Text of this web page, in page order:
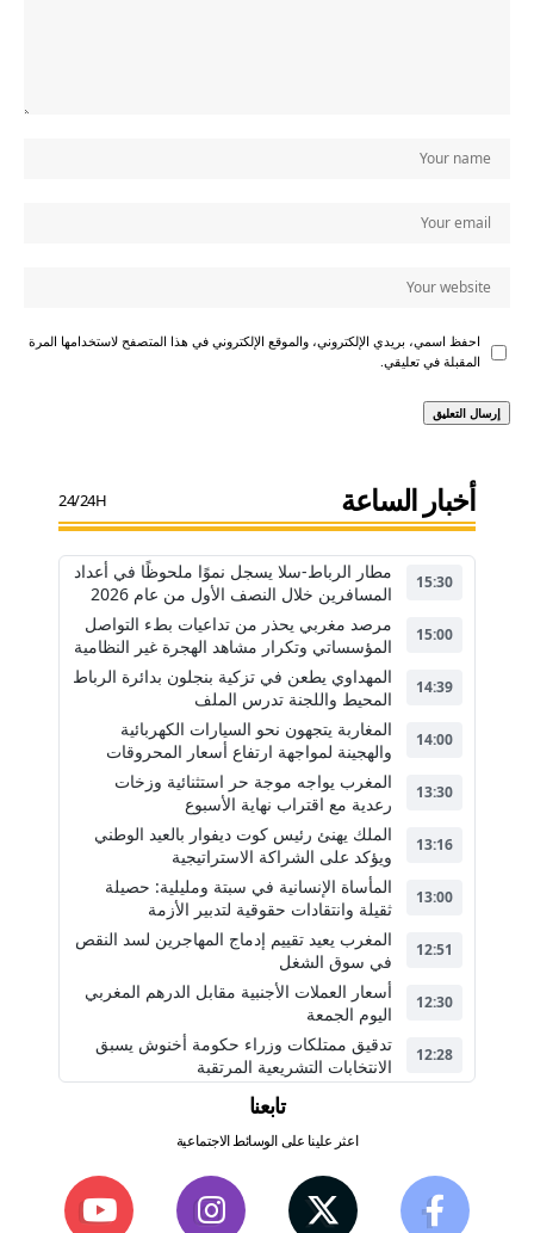
احفظ اسمي، بريدي الإلكتروني، والموقع الإلكتروني في هذا المتصفح لاستخدامها المرة
المقبلة في تعليقي.
أخبار الساعة 24/24H
15:30
مطار الرباط-سلا يسجل نموًا ملحوظًا في أعداد
المسافرين خلال النصف الأول من عام 2026
15:00
مرصد مغربي يحذر من تداعيات بطء التواصل
المؤسساتي وتكرار مشاهد الهجرة غير النظامية
14:39
المهداوي يطعن في تزكية بنجلون بدائرة الرباط
المحيط واللجنة تدرس الملف
14:00
المغاربة يتجهون نحو السيارات الكهربائية
والهجينة لمواجهة ارتفاع أسعار المحروقات
13:30
المغرب يواجه موجة حر استثنائية وزخات
رعدية مع اقتراب نهاية الأسبوع
13:16
الملك يهنئ رئيس كوت ديفوار بالعيد الوطني
ويؤكد على الشراكة الاستراتيجية
13:00
المأساة الإنسانية في سبتة ومليلية: حصيلة
ثقيلة وانتقادات حقوقية لتدبير الأزمة
12:51
المغرب يعيد تقييم إدماج المهاجرين لسد النقص
في سوق الشغل
12:30
أسعار العملات الأجنبية مقابل الدرهم المغربي
اليوم الجمعة
12:28
تدقيق ممتلكات وزراء حكومة أخنوش يسبق
الانتخابات التشريعية المرتقبة
تابعنا
اعثر علينا على الوسائط الاجتماعية